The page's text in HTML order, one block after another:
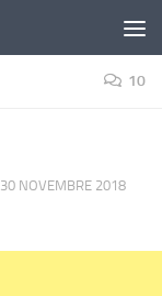
10
30 NOVEMBRE 2018